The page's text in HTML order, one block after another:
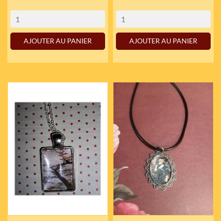
AJOUTER AU PANIER AJOUTER AU PANIER